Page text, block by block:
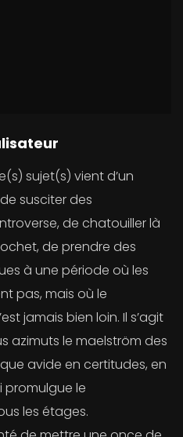
sujet(s) vient d’un
susciter des
de chatouiller là
de prendre des
à une période où les
pas, mais où le
jamais bien loin. Il s’agit
azimuts le maelström des
avide en certitudes, en
promulgue le
les étages.